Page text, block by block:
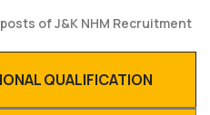
of J&K NHM Recruitment
QUALIFICATION